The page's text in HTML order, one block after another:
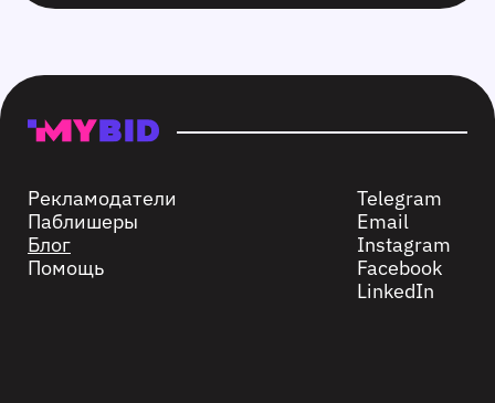
Рекламодатели
Паблишеры
Блог
Помощь
Telegram
Email
Instagram
Facebook
LinkedIn